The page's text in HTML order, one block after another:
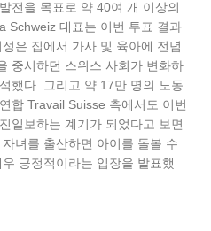
전을 목표로 약 40여 개 이상의
Schweiz 대표는 이번 투표 결과
은 집에서 가사 및 육아에 전념
중시하던 스위스 사회가 변화하
했다. 그리고 약 17만 명의 노동
합 Travail Suisse 측에서도 이번
일보하는 계기가 되었다고 보면
녀를 출산하면 아이를 돌볼 수
긍정적이라는 입장을 발표했